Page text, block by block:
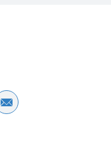
Share by Email